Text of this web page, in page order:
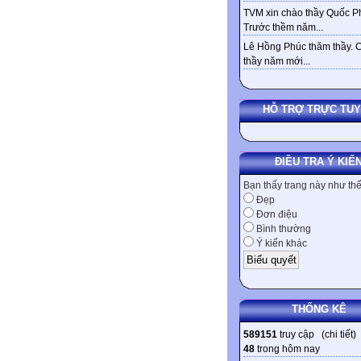
TVM xin chào thầy Quốc
Trước thềm năm...
Lê Hồng Phúc thăm thầy.
thầy năm mới...
HỖ TRỢ TRỰC
ĐIỀU TRA Ý
Bạn thấy trang này như
Đẹp
Đơn điệu
Bình thường
Ý kiến khác
THỐNG KÊ
589151 truy cập (chi tiết)
48 trong hôm nay